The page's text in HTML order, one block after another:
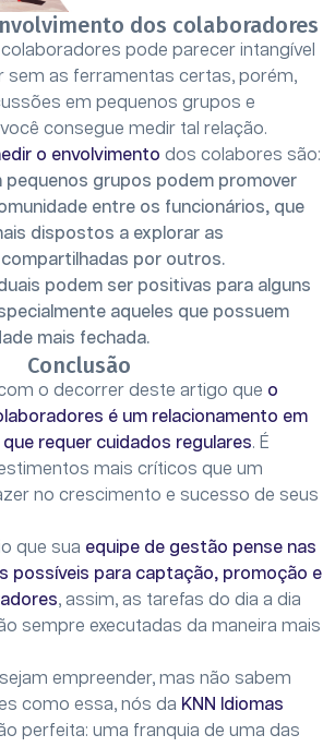
dos colaboradores
pode parecer intangível
sem as ferramentas certas, porém,
em pequenos grupos e
consegue medir tal relação.
o envolvimento dos colabores são:
pequenos grupos podem promover
entre os funcionários, que
dispostos a explorar as
por outros.
podem ser positivas para alguns
aqueles que possuem
mais fechada.
Conclusão
o decorrer deste artigo que o
é um relacionamento em
requer cuidados regulares. É
mais críticos que um
no crescimento e sucesso de seus
que sua equipe de gestão pense nas
possíveis para captação, promoção e
, assim, as tarefas do dia a dia
sempre executadas da maneira mais
empreender, mas não sabem
como essa, nós da KNN Idiomas
perfeita: uma franquia de uma das